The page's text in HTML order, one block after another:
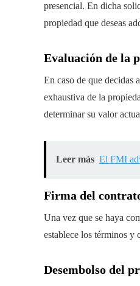
presencial. En dicha
propiedad que deseas
Evaluación de la
En caso de que decidas
exhaustiva de la
determinar su valor
Leer más El FMI
Firma del
Una vez que se haya
establece los términos y
Desembolso del